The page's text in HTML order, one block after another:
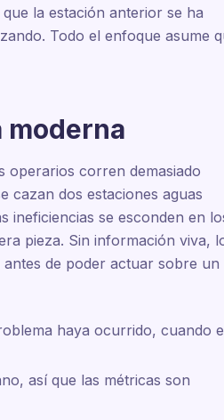
la estación anterior se ha
Todo el enfoque asume
moderna
operarios corren demasiado
cazan dos estaciones aguas
ineficiencias se esconden en
pieza. Sin información viva,
de poder actuar sobre un
haya ocurrido, cuando
así que las métricas son